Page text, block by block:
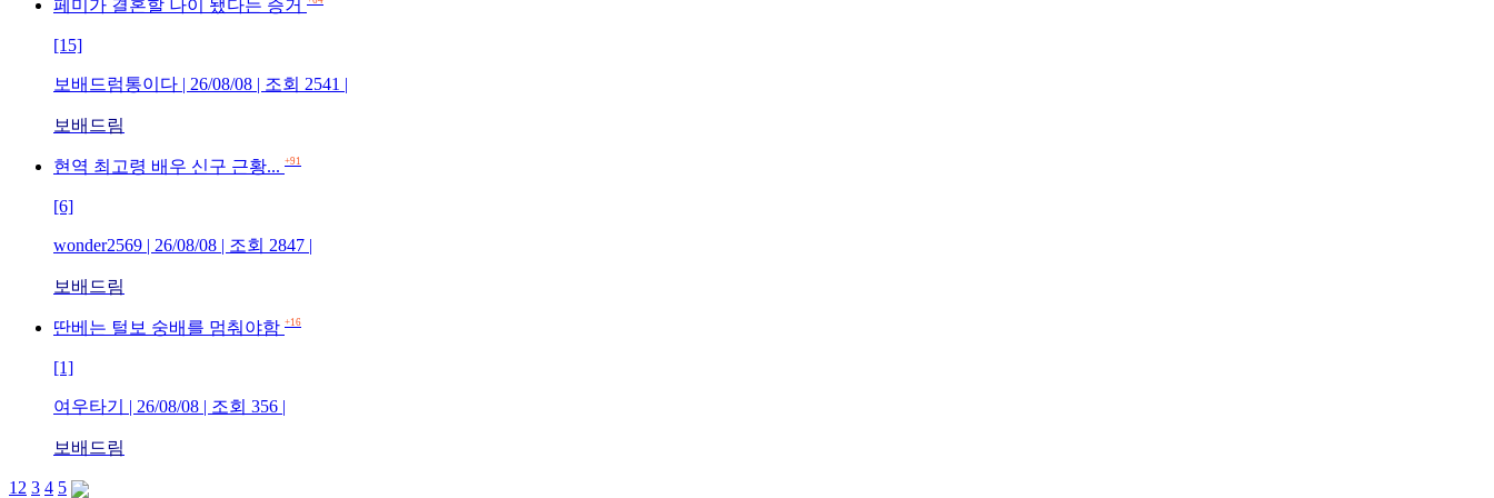
페미가 결혼할 나이 됐다는 증거
[15]
보배드럼통이다 | 26/08/08 | 조회 2541 |
보배드림
현역 최고령 배우 신구 근황... +91
[6]
wonder2569 | 26/08/08 | 조회 2847 |
보배드림
딴베는 털보 숭배를 멈춰야함 +16
[1]
여우타기 | 26/08/08 | 조회 356 |
보배드림
1 2 3 4 5